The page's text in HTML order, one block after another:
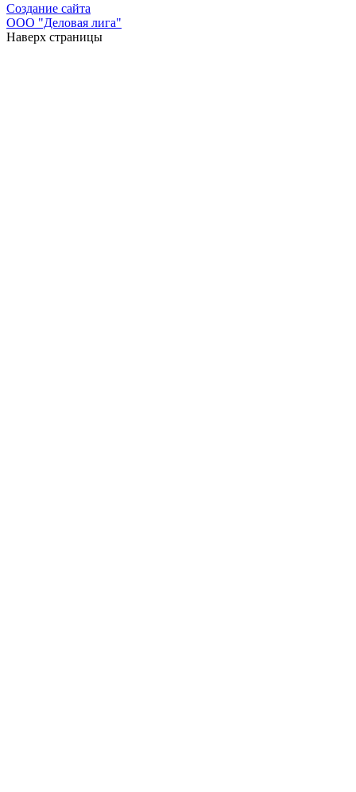
Создание сайта
ООО "Деловая лига"
Наверх страницы